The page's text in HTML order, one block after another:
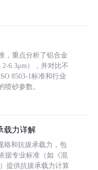
，重点分析了铝合金
6.3μm），并对比不
8503-1标准和行业
喷砂参数。
载力详解
格和抗拔承载力，包
据专业标准（如《混
提供抗拔承载力计算